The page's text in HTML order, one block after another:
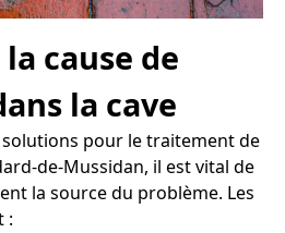
cause de
la cave
pour le traitement de
de-Mussidan, il est vital de
la source du problème. Les
: